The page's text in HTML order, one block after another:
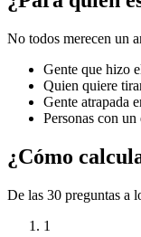
No todos merecen un
Gente que hizo
Quien quiere
Gente atrapada
Personas con
¿Cómo
De las 30 preguntas a
1